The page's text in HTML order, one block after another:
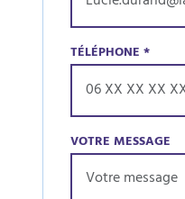
TÉLÉPHONE*
VOTRE MESSAGE